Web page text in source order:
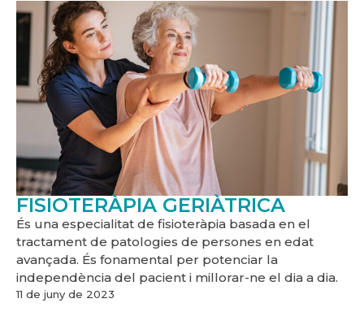
FISIOTERÀPIA GERIÀTRICA
És una especialitat de fisioteràpia basada en el
tractament de patologies de persones en edat
avançada. És fonamental per potenciar la
independència del pacient i millorar-ne el dia a dia.
11 de juny de 2023